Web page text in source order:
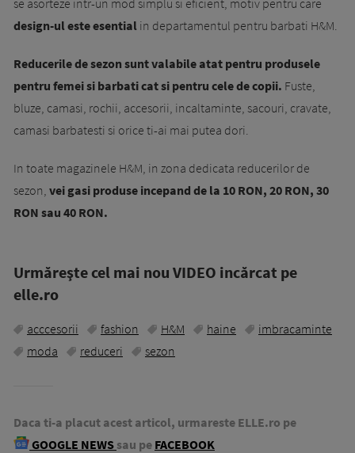
design-ul este esential in departamentul pentru barbati H&M.
Reducerile de sezon sunt valabile atat pentru produsele
pentru femei si barbati cat si pentru cele de copii. Fuste,
bluze, camasi, rochii, accesorii, incaltaminte, sacouri, cravate,
camasi barbatesti si orice ti-ai mai putea dori.
In toate magazinele H&M, in zona dedicata reducerilor de
sezon, vei gasi produse incepand de la 10 RON, 20 RON, 30
RON sau 40 RON.
Urmăreşte cel mai nou VIDEO incărcat pe
elle.ro
acccesorii fashion H&M haine
imbracaminte
moda
reduceri sezon
Daca ti-a placut acest articol, urmareste ELLE.ro pe
GOOGLE NEWS sau pe FACEBOOK